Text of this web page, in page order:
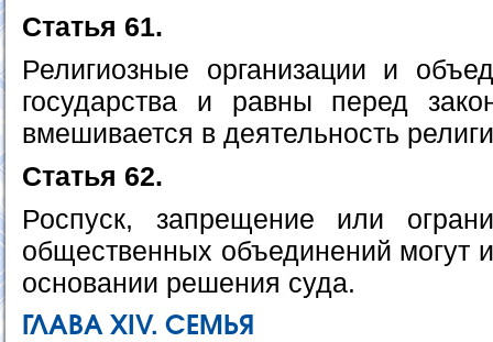
Статья 61.
Религиозные организации и
государства и равны перед
вмешивается в деятельность
Статья 62.
Роспуск, запрещение или
общественных объединений могут
основании решения суда.
ГЛАВА ХIV. СЕМЬЯ